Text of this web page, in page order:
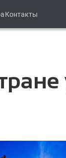
Контакты